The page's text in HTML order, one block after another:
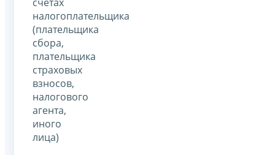
налогоплательщика
(плательщика
сбора,
плательщика
страховых
взносов,
налогового
агента,
иного
лица)